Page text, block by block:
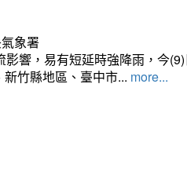
象署
響，易有短延時強降雨，今
竹縣地區、臺中市... more...